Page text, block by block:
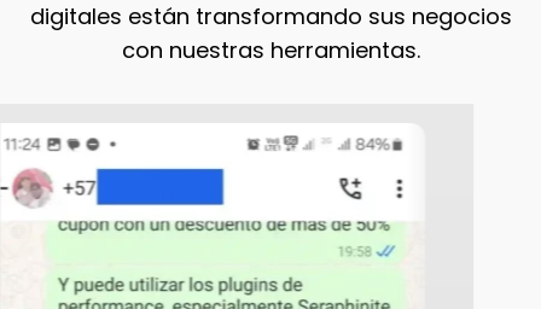
digitales están transformando sus negocios
con nuestras herramientas.